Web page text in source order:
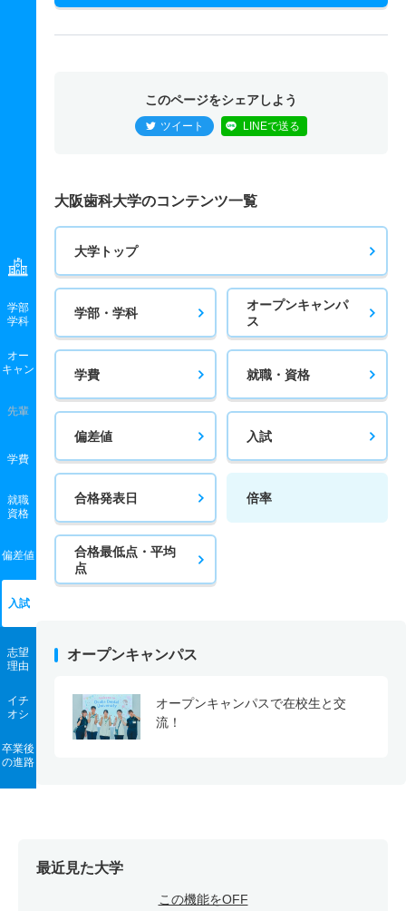
学部
学科
オー
キャン
先輩
学費
就職
資格
偏差値
入試
志望
理由
イチ
オシ
卒業後
の進路
このページをシェアしよう
ツイート LINEで送る
大阪歯科大学のコンテンツ一覧
大学トップ
学部・学科
オープンキャンパ
ス
学費 就職・資格
偏差値 入試
合格発表日 倍率
合格最低点・平均
点
オープンキャンパス
オープンキャンパスで在校生と交
流！
最近見た大学
この機能をOFF